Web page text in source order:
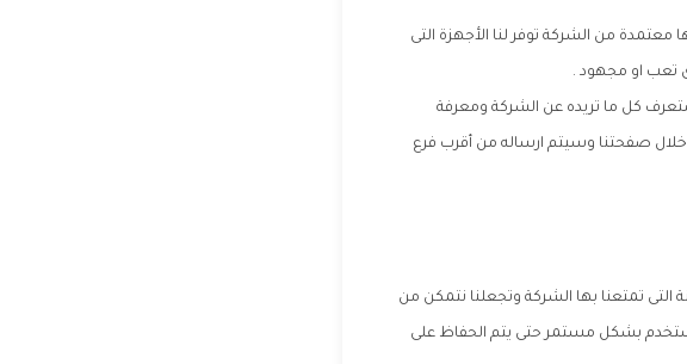
من الشركة توفر لنا الأجهزة التى
تعب او مجهود .
كل ما تريده عن الشركة ومعرفة
صفحتنا وسيتم ارساله من أقرب فرع
تمتعنا بها الشركة وتجعلنا نتمكن من
بشكل مستمر حتى يتم الحفاظ على